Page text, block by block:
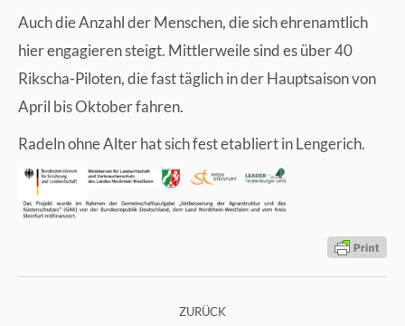
Auch die Anzahl der Menschen, die sich ehrenamtlich
hier engagieren steigt. Mittlerweile sind es über 40
Rikscha-Piloten, die fast täglich in der Hauptsaison von
April bis Oktober fahren.
Radeln ohne Alter hat sich fest etabliert in Lengerich.
ZURÜCK